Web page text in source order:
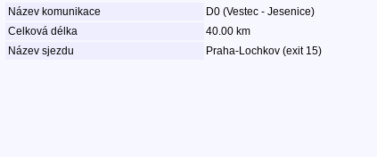
Název komunikace
D0 (Vestec - Jesenice)
Celková délka
40.00 km
Název sjezdu
Praha-Lochkov (exit 15)